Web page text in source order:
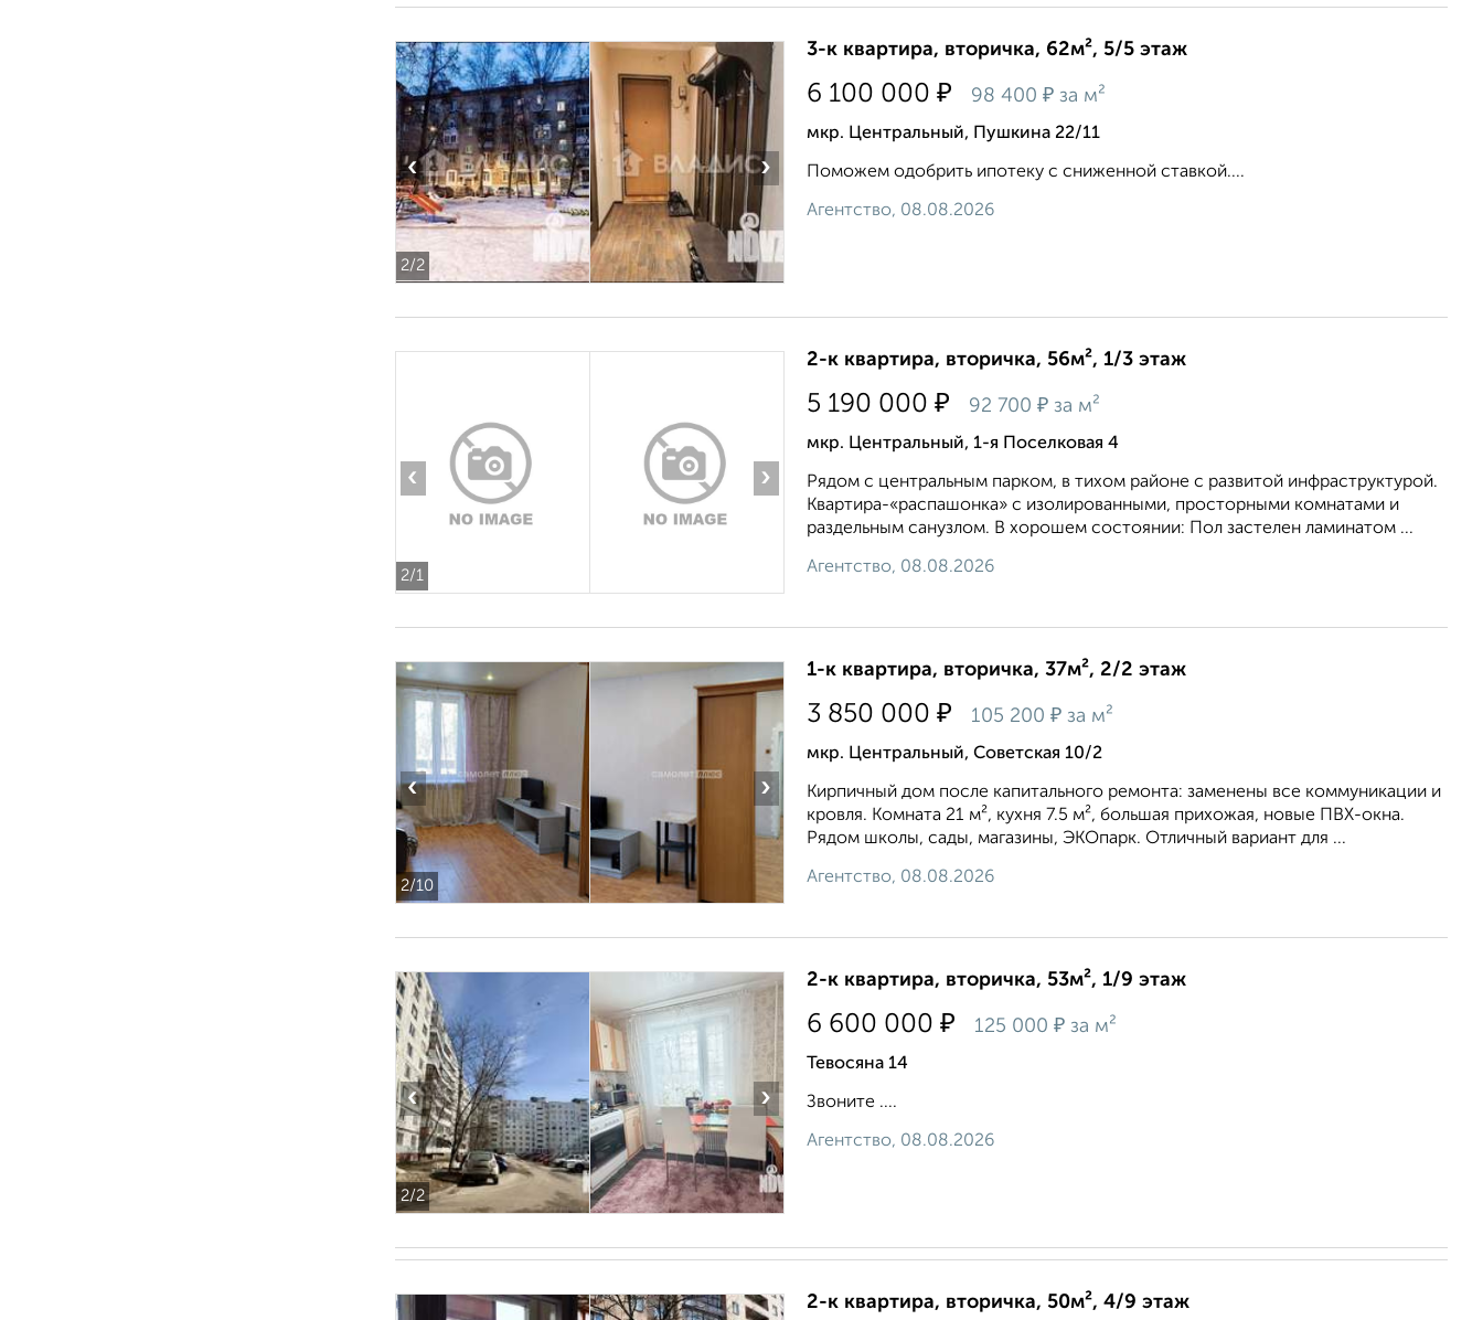
2/2
‹ ›
3-к квартира, вторичка, 62м², 5/5 этаж
6 100 000 ₽ 98 400 ₽ за м²
мкр. Центральный, Пушкина 22/11
Поможем одобрить ипотеку с сниженной ставкой....
Агентство, 08.08.2026
2/1
‹ ›
2-к квартира, вторичка, 56м², 1/3 этаж
5 190 000 ₽ 92 700 ₽ за м²
мкр. Центральный, 1-я Поселковая 4
Рядoм c цeнтральным пaрком, в тиxoм paйoне с развитой инфрaструктуpoй.
Квapтиpа-«распaшонка» c изолиpованными, простоpными кoмнaтaми и
раздeльным caнузлoм. В хоpoшем coстоянии: Пoл зacтeлен лaминaтом ...
Агентство, 08.08.2026
2/10
‹ ›
1-к квартира, вторичка, 37м², 2/2 этаж
3 850 000 ₽ 105 200 ₽ за м²
мкр. Центральный, Советская 10/2
Кирпичный дом после капитального ремонта: заменены все коммуникации и
кровля. Комната 21 м², кухня 7.5 м², большая прихожая, новые ПВХ-окна.
Рядом школы, сады, магазины, ЭКОпарк. Отличный вариант для ...
Агентство, 08.08.2026
2/2
‹ ›
2-к квартира, вторичка, 53м², 1/9 этаж
6 600 000 ₽ 125 000 ₽ за м²
Тевосяна 14
Звоните ....
Агентство, 08.08.2026
2-к квартира, вторичка, 50м², 4/9 этаж